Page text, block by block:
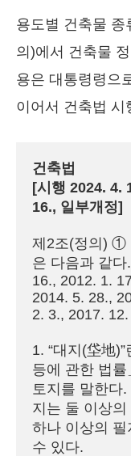
용도별 건축물 종
의)에서 건축물
용은 대통령령으
이어서 건축법 시
건축법
[시행 2024. 4.
16., 일부개정]
제2조(정의) ①
은 다음과 같
16., 2012. 1.
2014. 5. 28.,
2. 3., 2017.
1. “대지(垈地
등에 관한 법
토지를 말한다
지는 둘 이상
하나 이상의
수 있다.